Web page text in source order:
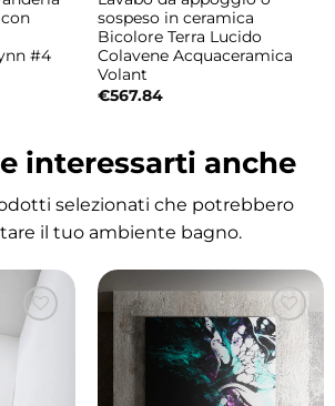
#4
sospeso in ceramica
Bicolore Terra Lucido
Colavene Acquaceramica
Volant
€567.84
interessarti anche
selezionati che potrebbero
il tuo ambiente bagno.